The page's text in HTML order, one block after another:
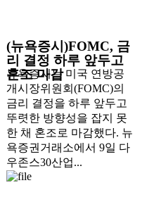
(뉴욕증시)FOMC, 금
리 결정 하루 앞두고
혼조 마감
뉴욕증시는 미국 연방공
개시장위원회(FOMC)의
금리 결정을 하루 앞두고
뚜렷한 방향성을 잡지 못
한 채 혼조로 마감했다. 뉴
욕증권거래소에서 9일 다
우존스30산업...